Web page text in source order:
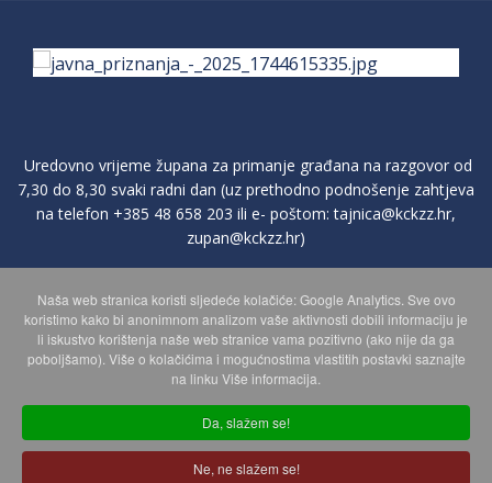
Uredovno vrijeme župana za primanje građana na razgovor od
7,30 do 8,30 svaki radni dan (uz prethodno podnošenje zahtjeva
na telefon +385 48 658 203 ili e- poštom:tajnica@kckzz.hr,
zupan@kckzz.hr)
POLITIKA ZAŠTITE PRIVATNOSTI OSOBNIH PODATAKA
MAPA WEBA
Copyright © 2026 Koprivničko - križevačka županija. Sva prava
zadržana.
Naša web stranica koristi sljedeće kolačiće: Google Analytics. Sve ovo
koristimo kako bi anonimnom analizom vaše aktivnosti dobili informaciju je
li iskustvo korištenja naše web stranice vama pozitivno (ako nije da ga
poboljšamo). Više o kolačićima i mogućnostima vlastitih postavki saznajte
na linku Više informacija.
Da, slažem se!
Ne, ne slažem se!